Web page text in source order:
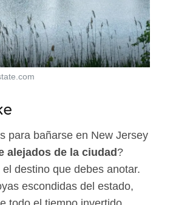
para bañarse en New Jersey
alejados de la ciudad ?
el destino que debes anotar.
escondidas del estado,